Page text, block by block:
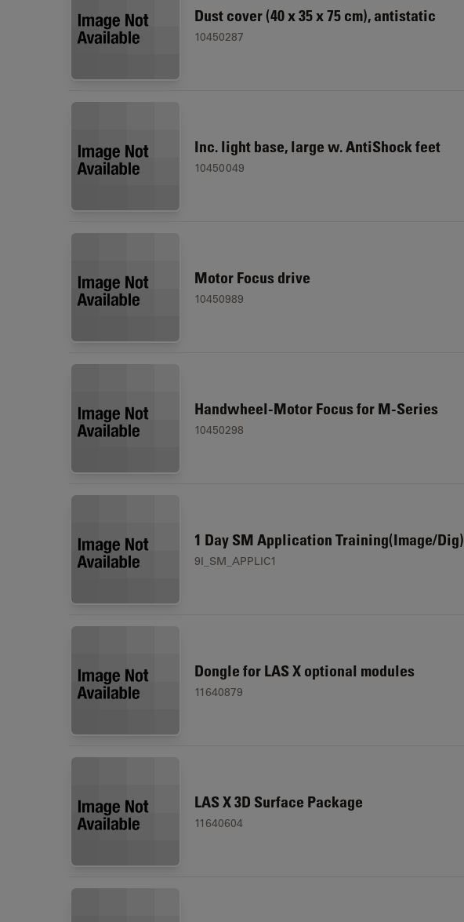
Dust cover (40 x 35 x 75 cm), antistatic
10450287
Inc. light base, large w. AntiShock feet
10450049
Motor Focus drive
10450989
Handwheel-Motor Focus for M-Series
10450298
1 Day SM Application Training(Image/Dig)
9I_SM_APPLIC1
Dongle for LAS X optional modules
11640879
LAS X 3D Surface Package
11640604